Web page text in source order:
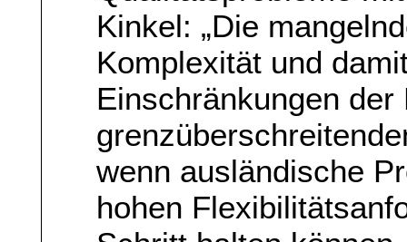
Kinkel: „Die
Komplexität und
Einschränkungen
wenn ausländische
hohen